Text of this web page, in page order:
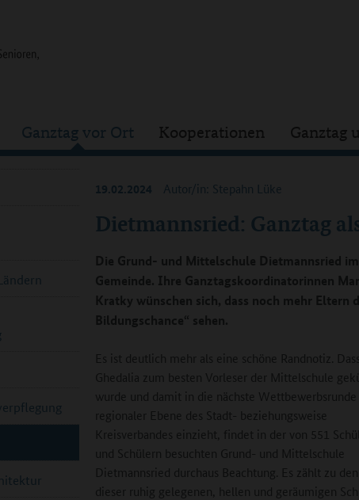
Ganztag vor Ort Kooperationen Ganztag
Dietmannsried: Ganztag
19.02.2024 Autor/in: Stepahn Lüke
Die Grund- und Mittelschule Dietmannsried
Gemeinde. Ihre Ganztagskoordinatorinnen
Kratky wünschen sich, dass noch mehr Eltern
Bildungschance“ sehen.
Es ist deutlich mehr als eine schöne Randnotiz. Dass
Ghedalia zum besten Vorleser der Mittelschule
wurde und damit in die nächste Wettbewerbsrunde
regionaler Ebene des Stadt- beziehungsweise
Kreisverbandes einzieht, findet in der von 551
und Schülern besuchten Grund- und Mittelschule
Dietmannsried durchaus Beachtung. Es zählt zu
dieser ruhig gelegenen, hellen und geräumigen